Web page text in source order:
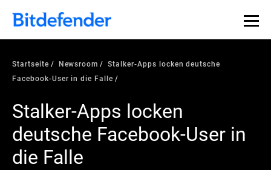
Startseite Newsroom
Stalker-Apps locken deutsche
Facebook-User in die Falle
Stalker-Apps locken
deutsche Facebook-User in
die Falle